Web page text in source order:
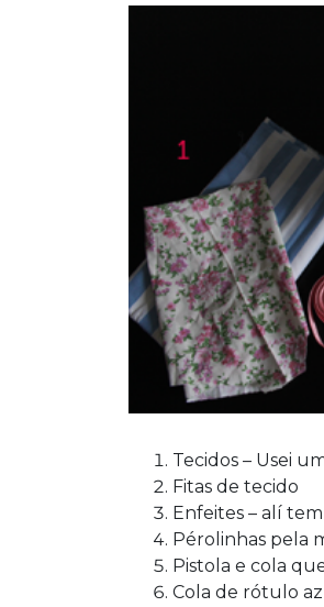
Tecidos – Usei
Fitas de tecido
Enfeites – alí
Pérolinhas pela
Pistola e cola
Cola de rótulo